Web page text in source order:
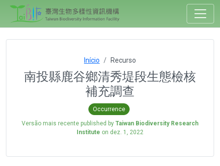
Início Recurso
南投縣鹿谷鄉清秀堤段生態檢核
補充調查
Occurrence
Versão mais recente published by Taiwan Biodiversity Research
Institute on dez. 1, 2022